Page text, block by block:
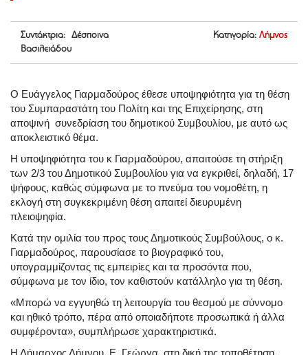
Συντάκτρια: Δέσποινα
Βασιλειάδου
Κατηγορία: Λήμνος
Ο Ευάγγελος Γιαρμαδούρος έθεσε υποψηφιότητα για τη θέση
του Συμπαραστάτη του Πολίτη και της Επιχείρησης, στη
αποψινή συνεδρίαση του δημοτικού Συμβουλίου, με αυτό ως
αποκλειστικό θέμα.
Η υποψηφιότητα του κ Γιαρμαδούρου, απαιτούσε τη στήριξη
των 2/3 του Δημοτικού Συμβουλίου για να εγκριθεί, δηλαδή, 17
ψήφους, καθώς σύμφωνα με το πνεύμα του νομοθέτη, η
εκλογή στη συγκεκριμένη θέση απαιτεί διευρυμένη
πλειοψηφία.
Κατά την ομιλία του προς τους Δημοτικούς Συμβούλους, ο κ.
Γιαρμαδούρος, παρουσίασε το βιογραφικό του,
υπογραμμίζοντας τις εμπειρίες και τα προσόντα που,
σύμφωνα με τον ίδιο, τον καθιστούν κατάλληλο για τη θέση.
«Μπορώ να εγγυηθώ τη λειτουργία του θεσμού με σύννομο
και ηθικό τρόπο, πέρα από οποιαδήποτε προσωπικά ή άλλα
συμφέροντα», συμπλήρωσε χαρακτηριστικά.